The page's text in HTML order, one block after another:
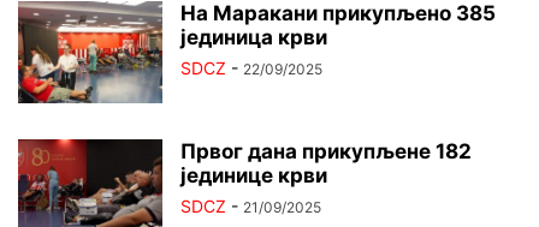
На Маракани прикупљено 385
јединица крви
SDCZ - 22/09/2025
Првог дана прикупљене 182
јединице крви
SDCZ - 21/09/2025